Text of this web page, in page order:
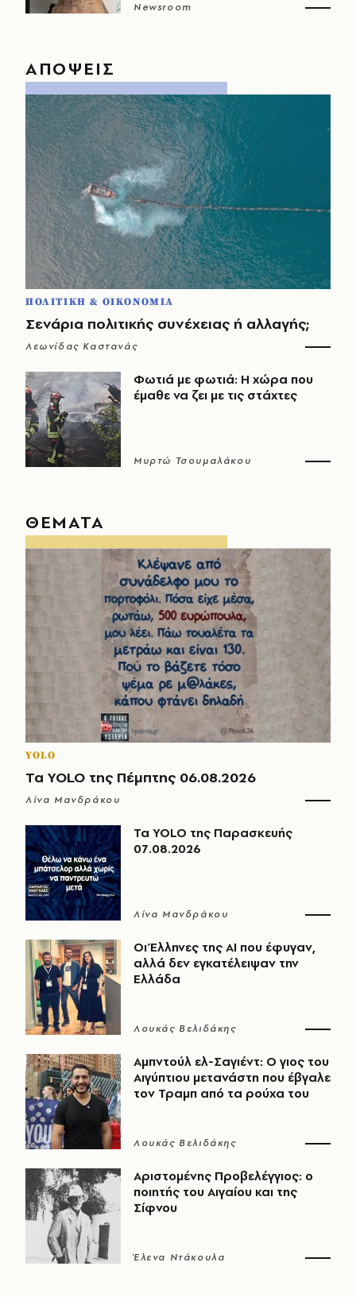
Newsroom
ΑΠΟΨΕΙΣ
ΠΟΛΙΤΙΚΗ & ΟΙΚΟΝΟΜΙΑ
Σενάρια πολιτικής συνέχειας ή αλλαγής;
Λεωνίδας Καστανάς
Φωτιά με φωτιά: Η χώρα που
έμαθε να ζει με τις στάχτες
Μυρτώ Τσουμαλάκου
ΘΕΜΑΤΑ
YOLO
Τα YOLO της Πέμπτης 06.08.2026
Λίνα Μανδράκου
Τα YOLO της Παρασκευής
07.08.2026
Λίνα Μανδράκου
Οι Έλληνες της ΑΙ που έφυγαν,
αλλά δεν εγκατέλειψαν την
Ελλάδα
Λουκάς Βελιδάκης
Αμπντούλ ελ-Σαγιέντ: Ο γιος του
Αιγύπτιου μετανάστη που έβγαλε
τον Τραμπ από τα ρούχα του
Λουκάς Βελιδάκης
Αριστομένης Προβελέγγιος: ο
ποιητής του Αιγαίου και της
Σίφνου
Έλενα Ντάκουλα